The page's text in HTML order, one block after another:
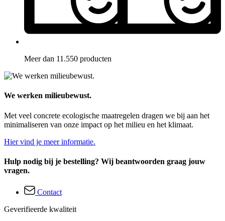
Meer dan 11.550 producten
We werken milieubewust.
Met veel concrete ecologische maatregelen dragen we bij aan het
minimaliseren van onze impact op het milieu en het klimaat.
Hier vind je meer informatie.
Hulp nodig bij je bestelling? Wij beantwoorden graag jouw
vragen.
Contact
Geverifieerde kwaliteit